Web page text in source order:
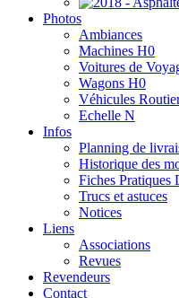
Photos
Ambiances
Machines H0
Voitures de
Wagons H0
Véhicules
Echelle N
Infos
Planning de
Historique des
Fiches Pratiques
Trucs et astuces
Notices
Liens
Associations
Revues
Revendeurs
Contact